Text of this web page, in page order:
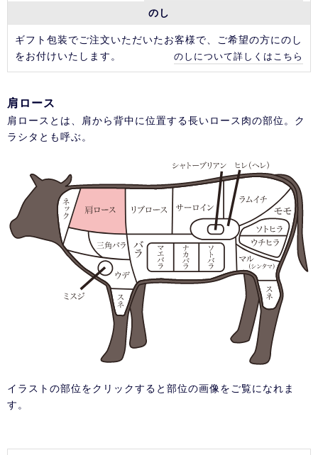
のし
ギフト包装でご注文いただいたお客様で、ご希望の方にのし
をお付けいたします。
のしについて詳しくはこちら
肩ロース
肩ロースとは、肩から背中に位置する長いロース肉の部位。ク
ラシタとも呼ぶ。
イラストの部位をクリックすると部位の画像をご覧になれま
す。